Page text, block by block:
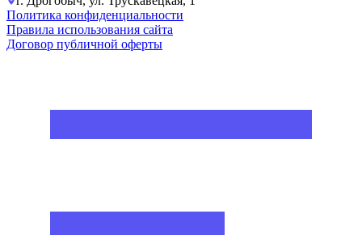
Политика конфиденциальности
Правила использования сайта
Договор публичной оферты